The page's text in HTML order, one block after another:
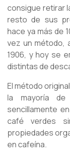
consigue retirar
resto de sus
hace ya más de
vez un método,
1906, y hoy se
distintas de
El método
la mayoría
sencillamente
café verdes
propiedades
en cafeína.